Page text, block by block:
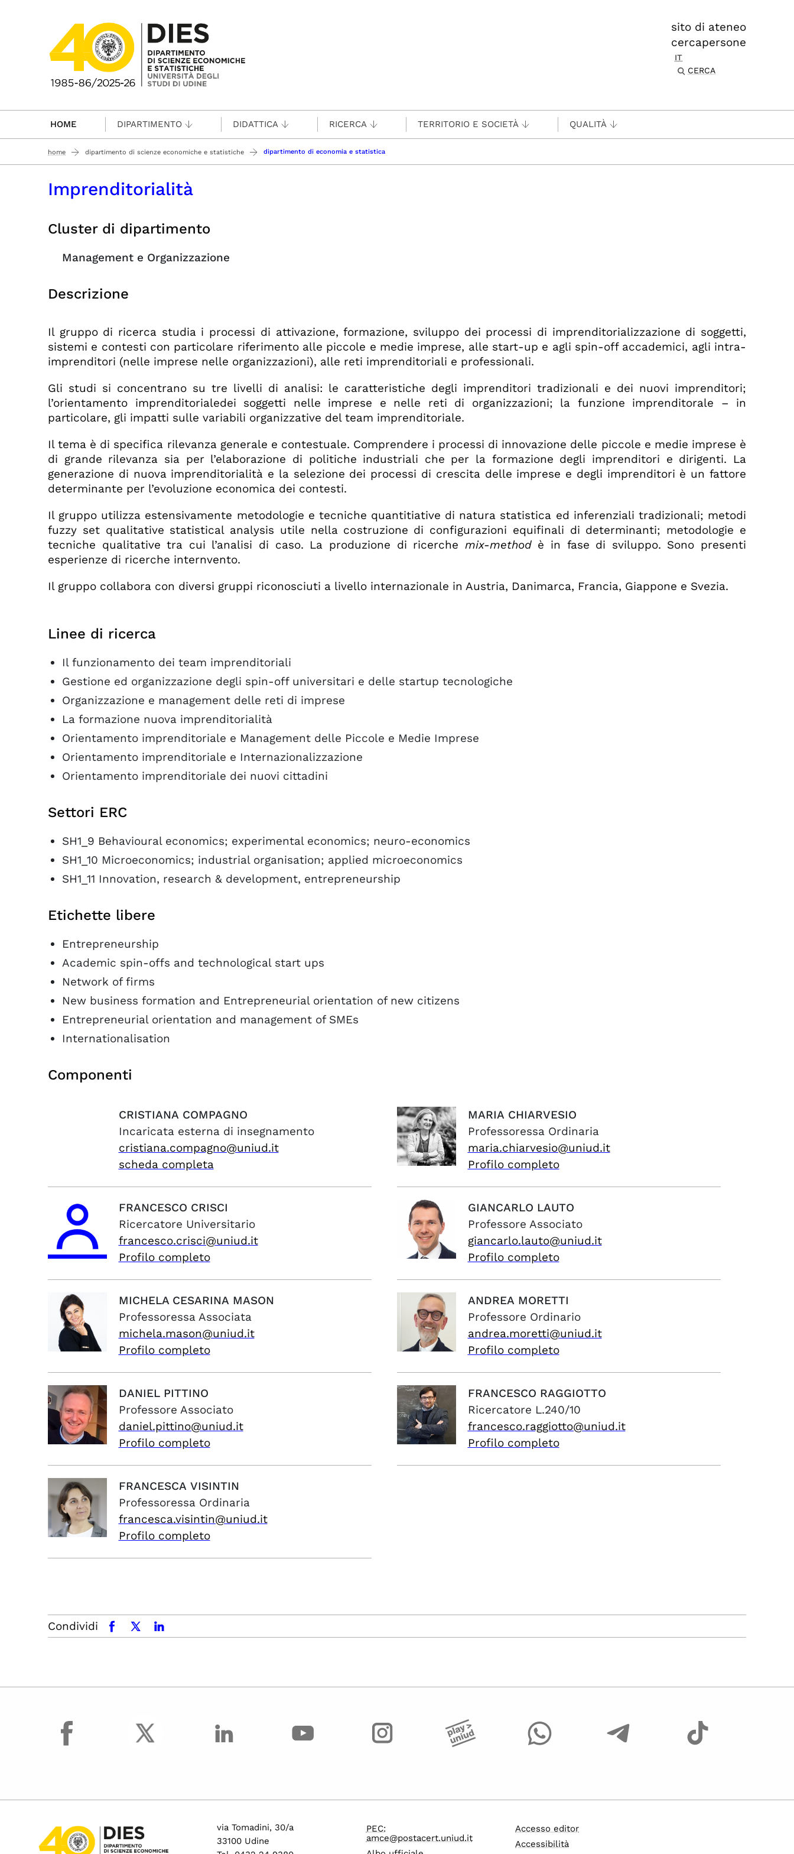
sito di ateneo
cercapersone
IT
CERCA
HOME DIPARTIMENTO DIDATTICA RICERCA TERRITORIO E SOCIETÀ QUALITÀ
home dipartimento di scienze economiche e statistiche dipartimento di economia e statistica
Imprenditorialità
Cluster di dipartimento
Management e Organizzazione
Descrizione
Il gruppo di ricerca studia i processi di attivazione, formazione, sviluppo dei processi di imprenditorializzazione di soggetti,
sistemi e contesti con particolare riferimento alle piccole e medie imprese, alle start-up e agli spin-off accademici, agli intra-
imprenditori (nelle imprese nelle organizzazioni), alle reti imprenditoriali e professionali.
Gli studi si concentrano su tre livelli di analisi: le caratteristiche degli imprenditori tradizionali e dei nuovi imprenditori;
l’orientamento imprenditorialedei soggetti nelle imprese e nelle reti di organizzazioni; la funzione imprenditorale – in
particolare, gli impatti sulle variabili organizzative del team imprenditoriale.
Il tema è di specifica rilevanza generale e contestuale. Comprendere i processi di innovazione delle piccole e medie imprese è
di grande rilevanza sia per l’elaborazione di politiche industriali che per la formazione degli imprenditori e dirigenti. La
generazione di nuova imprenditorialità e la selezione dei processi di crescita delle imprese e degli imprenditori è un fattore
determinante per l’evoluzione economica dei contesti.
Il gruppo utilizza estensivamente metodologie e tecniche quantitiative di natura statistica ed inferenziali tradizionali; metodi
fuzzy set qualitative statistical analysis utile nella costruzione di configurazioni equifinali di determinanti; metodologie e
tecniche qualitative tra cui l’analisi di caso. La produzione di ricerche mix-methodè in fase di sviluppo. Sono presenti
esperienze di ricerche internvento.
Il gruppo collabora con diversi gruppi riconosciuti a livello internazionale in Austria, Danimarca, Francia, Giappone e Svezia.
Linee di ricerca
Il funzionamento dei team imprenditoriali
Gestione ed organizzazione degli spin-off universitari e delle startup tecnologiche
Organizzazione e management delle reti di imprese
La formazione nuova imprenditorialità
Orientamento imprenditoriale e Management delle Piccole e Medie Imprese
Orientamento imprenditoriale e Internazionalizzazione
Orientamento imprenditoriale dei nuovi cittadini
Settori ERC
SH1_9 Behavioural economics; experimental economics; neuro-economics
SH1_10 Microeconomics; industrial organisation; applied microeconomics
SH1_11 Innovation, research & development, entrepreneurship
Etichette libere
Entrepreneurship
Academic spin-offs and technological start ups
Network of firms
New business formation and Entrepreneurial orientation of new citizens
Entrepreneurial orientation and management of SMEs
Internationalisation
Componenti
CRISTIANA COMPAGNO
Incaricata esterna di insegnamento
cristiana.compagno@uniud.it
scheda completa
MARIA CHIARVESIO
Professoressa Ordinaria
maria.chiarvesio@uniud.it
Profilo completo
FRANCESCO CRISCI
Ricercatore Universitario
francesco.crisci@uniud.it
Profilo completo
GIANCARLO LAUTO
Professore Associato
giancarlo.lauto@uniud.it
Profilo completo
MICHELA CESARINA MASON
Professoressa Associata
michela.mason@uniud.it
Profilo completo
ANDREA MORETTI
Professore Ordinario
andrea.moretti@uniud.it
Profilo completo
DANIEL PITTINO
Professore Associato
daniel.pittino@uniud.it
Profilo completo
FRANCESCO RAGGIOTTO
Ricercatore L.240/10
francesco.raggiotto@uniud.it
Profilo completo
FRANCESCA VISINTIN
Professoressa Ordinaria
francesca.visintin@uniud.it
Profilo completo
Condividi facebookx.comlinkedin
facebook
via Tomadini, 30/a
33100 Udine
PEC:
amce@postacert.uniud.it
Accesso editor
Accessibilità